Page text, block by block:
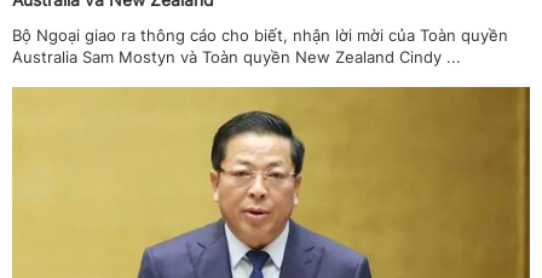
Bộ Ngoại giao ra thông cáo cho biết, nhận lời mời của Toàn quyền
Australia Sam Mostyn và Toàn quyền New Zealand Cindy ...